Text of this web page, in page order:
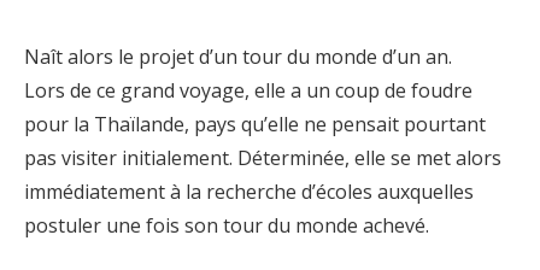
Naît alors le projet d’un tour du monde d’un an.
Lors de ce grand voyage, elle a un coup de foudre
pour la Thaïlande, pays qu’elle ne pensait pourtant
pas visiter initialement. Déterminée, elle se met alors
immédiatement à la recherche d’écoles auxquelles
postuler une fois son tour du monde achevé.